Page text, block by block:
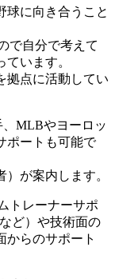
球に向き合うこと
で自分で考えて
います。
拠点に活動してい
MLBやヨーロッ
ポートも可能で
が案内します。
トレーナーサポ
ど）や技術面の
からのサポート